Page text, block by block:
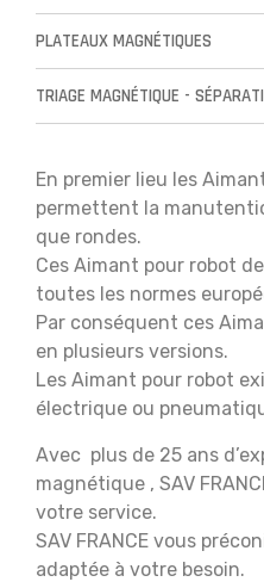
PLATEAUX MAGNÉTIQUES
TRIAGE MAGNÉTIQUE -
En premier lieu les
permettent la
que rondes.
Ces Aimant pour robot
toutes les normes
Par conséquent ces
en plusieurs versions.
Les Aimant pour robot
électrique ou
Avec plus de 25 ans
magnétique , SAV
votre service.
SAV FRANCE vous
adaptée à votre besoin.